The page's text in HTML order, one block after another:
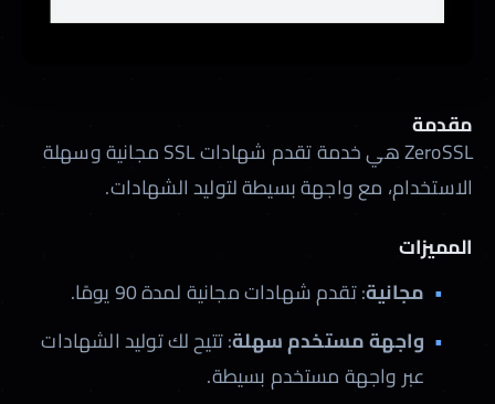
مقدمة
ZeroSSL هي خدمة تقدم شهادات SSL مجانية وسهلة
الاستخدام، مع واجهة بسيطة لتوليد الشهادات.
المميزات
مجانية: تقدم شهادات مجانية لمدة 90 يومًا.
واجهة مستخدم سهلة: تتيح لك توليد الشهادات
عبر واجهة مستخدم بسيطة.